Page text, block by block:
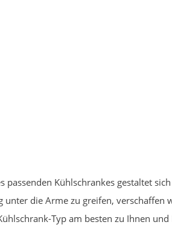
passenden Kühlschrankes gestaltet
unter die Arme zu greifen,
Typ am besten zu Ihnen und